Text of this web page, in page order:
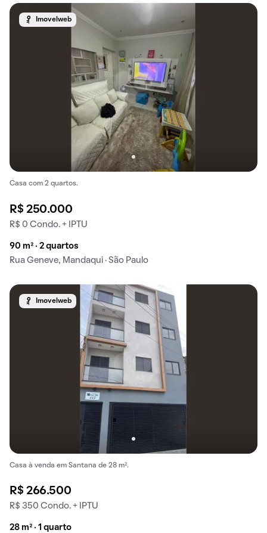
Imovelweb
Casa com 2 quartos.
R$ 250.000
R$ 0 Condo. + IPTU
90 m² · 2 quartos
Rua Geneve, Mandaqui · São Paulo
Imovelweb
Casa à venda em Santana de 28 m².
R$ 266.500
R$ 350 Condo. + IPTU
28 m² · 1 quarto